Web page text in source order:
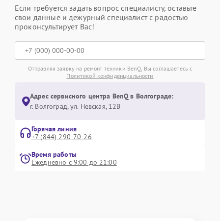
Если требуется задать вопрос специалисту, оставьте
свои данные и дежурный специалист с радостью
проконсультирует Вас!
Отправляя заявку на ремонт техники BenQ, Вы соглашаетесь с
Политикой конфиденциальности
Адрес сервисного центра BenQ в Волгограде:
г. Волгоград, ул. Невская, 12В
Горячая линия
+7 (844) 290-70-26
Время работы
Ежедневно с 9:00 до 21:00